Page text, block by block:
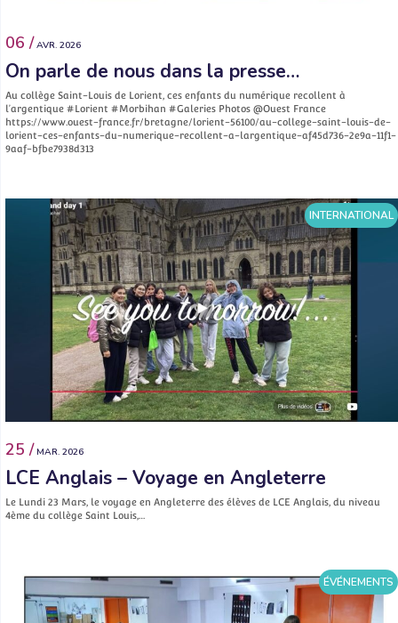
06 / AVR. 2026
On parle de nous dans la presse…
Au collège Saint-Louis de Lorient, ces enfants du numérique recollent à
l’argentique #Lorient #Morbihan #Galeries Photos @Ouest France
https://www.ouest-france.fr/bretagne/lorient-56100/au-college-saint-louis-de-
lorient-ces-enfants-du-numerique-recollent-a-largentique-af45d736-2e9a-11f1-
9aaf-bfbe7938d313
INTERNATIONAL
25 / MAR. 2026
LCE Anglais – Voyage en Angleterre
Le Lundi 23 Mars, le voyage en Angleterre des élèves de LCE Anglais, du niveau
4ème du collège Saint Louis,…
ÉVÉNEMENTS